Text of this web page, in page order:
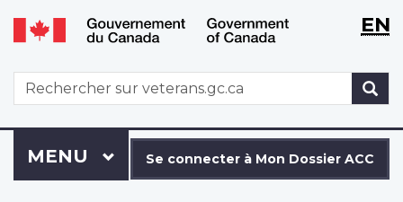
Aller
au
principal
Passer
à
version
HTML
simplifiée
WxT
WxTEN
WxT
Search
form
connecter
à
Se connecter à Mon Dossier ACC
Menu
MENU PRINCIPAL